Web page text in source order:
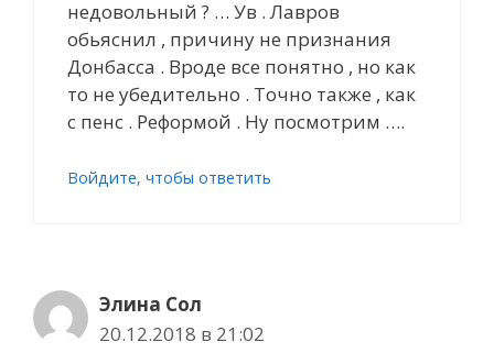
недовольный ? … Ув . Лавров
обьяснил , причину не признания
Донбасса . Вроде все понятно , но как
то не убедительно . Точно также , как
с пенс . Реформой . Ну посмотрим ….
Войдите, чтобы ответить
Элина Сол
20.12.2018 в 21:02